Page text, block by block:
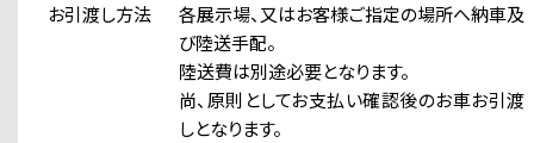
お引渡し方法
各展示場、又はお客様ご指定の場所へ納車及
び陸送手配。
陸送費は別途必要となります。
尚、原則としてお支払い確認後のお車お引渡
しとなります。